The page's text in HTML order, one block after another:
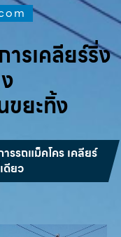
รเคลียร์ริ่ง
ขยะทิ้ง
รรถแม็คโคร เคลียร์
ดียว